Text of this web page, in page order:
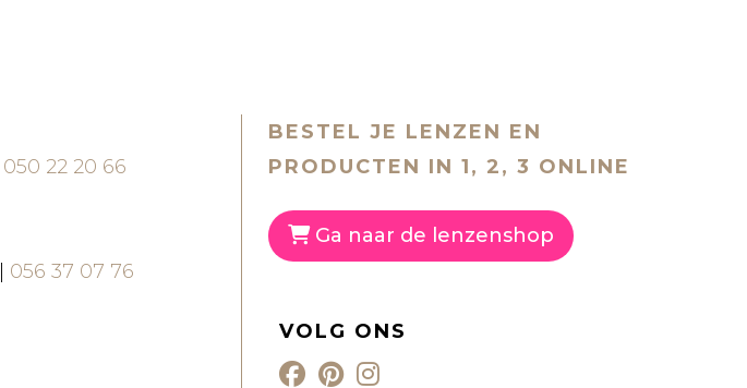
050 22 20 66
056 37 07 76
BESTEL JE LENZEN EN
PRODUCTEN IN 1, 2, 3 ONLINE
Ga naar de lenzenshop
VOLG ONS